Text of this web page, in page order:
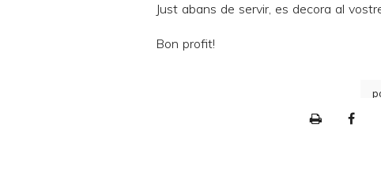
Just abans de servir, es decora al
Bon profit!